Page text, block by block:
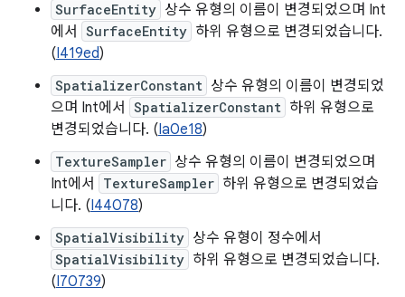
SurfaceEntity 상수 유형의 이름이 변경되었으며 Int
에서
SurfaceEntity 하위 유형으로 변경되었습니다.
(I419ed)
SpatializerConstant 상수 유형의 이름이 변경되었
으며 Int에서
SpatializerConstant 하위 유형으로
변경되었습니다. (Ia0e18)
TextureSampler 상수 유형의 이름이 변경되었으며
Int에서
TextureSampler 하위 유형으로 변경되었습
니다. (I44078)
SpatialVisibility 상수 유형이 정수에서
SpatialVisibility 하위 유형으로 변경되었습니다.
(I70739)